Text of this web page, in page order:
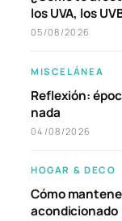
los UVA, los
05/08/2026
MISCELÁNEA
Reflexión:
nada
04/08/2026
HOGAR & DECO
Cómo
acondicionado